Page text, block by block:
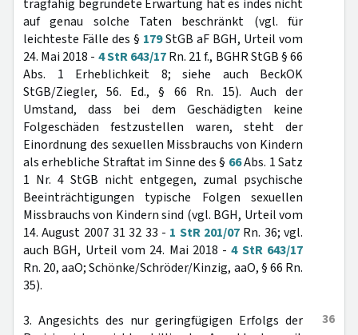
tragfähig begründete Erwartung hat es indes nicht
auf genau solche Taten beschränkt (vgl. für
leichteste Fälle des § 179StGB aF BGH, Urteil vom
24. Mai 2018 - 4 StR 643/17Rn. 21 f., BGHR StGB § 66
Abs. 1 Erheblichkeit 8; siehe auch BeckOK
StGB/Ziegler, 56. Ed., § 66 Rn. 15). Auch der
Umstand, dass bei dem Geschädigten keine
Folgeschäden festzustellen waren, steht der
Einordnung des sexuellen Missbrauchs von Kindern
als erhebliche Straftat im Sinne des § 66Abs. 1 Satz
1 Nr. 4 StGB nicht entgegen, zumal psychische
Beeinträchtigungen typische Folgen sexuellen
Missbrauchs von Kindern sind (vgl. BGH, Urteil vom
14. August 2007 31 32 33 - 1 StR 201/07 Rn. 36; vgl.
auch BGH, Urteil vom 24. Mai 2018 -4 StR 643/17
Rn. 20, aaO; Schönke/Schröder/Kinzig, aaO, § 66 Rn.
35).
36
3. Angesichts des nur geringfügigen Erfolgs der